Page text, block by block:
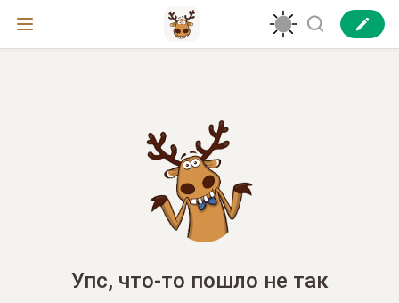
Упс, что-то пошло не так